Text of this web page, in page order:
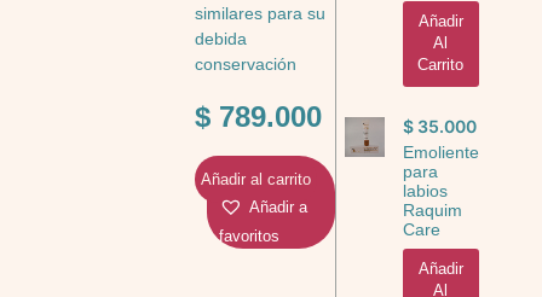
similares para su
debida
conservación
$789.000
Añadir al carrito
Añadir a
favoritos
Añadir
Al
Carrito
$35.000
Emoliente
para
labios
Raquim
Care
Añadir
Al